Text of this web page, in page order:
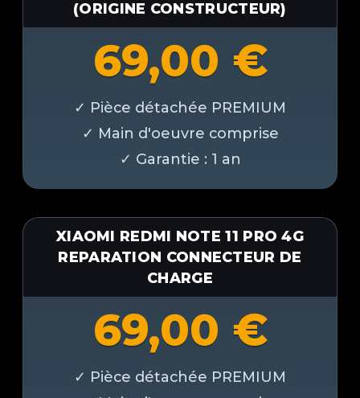
(ORIGINE CONSTRUCTEUR)
69,00 €
XIAOMI REDMI NOTE 11 PRO 4G
REPARATION CONNECTEUR DE
CHARGE
69,00 €